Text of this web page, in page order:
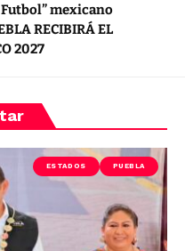
Futbol” mexicano
RECIBIRÁ EL
2027
ESTADOS PUEBLA